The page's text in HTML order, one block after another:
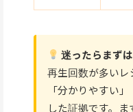
迷ったらまず
再生回数が多い
「分かりやすい
した証拠です。ま